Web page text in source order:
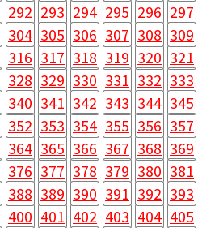
292 293 294 295 296 297
304 305 306 307 308 309
316 317 318 319 320 321
328 329 330 331 332 333
340 341 342 343 344 345
352 353 354 355 356 357
364 365 366 367 368 369
376 377 378 379 380 381
388 389 390 391 392 393
400 401 402 403 404 405